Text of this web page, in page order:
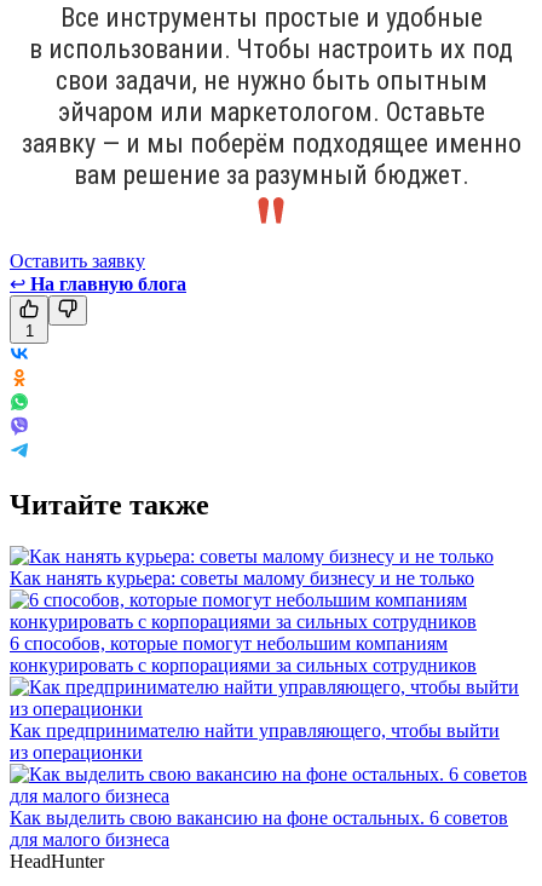
Все инструменты простые и удобные
в использовании. Чтобы настроить их под
свои задачи, не нужно быть опытным
эйчаром или маркетологом. Оставьте
заявку — и мы поберём подходящее именно
вам решение за разумный бюджет.
Оставить заявку
↩ На главную блога
1
Читайте также
Как нанять курьера: советы малому бизнесу и не только
6 способов, которые помогут небольшим компаниям
конкурировать с корпорациями за сильных сотрудников
Как предпринимателю найти управляющего, чтобы выйти
из операционки
Как выделить свою вакансию на фоне остальных. 6 советов
для малого бизнеса
HeadHunter